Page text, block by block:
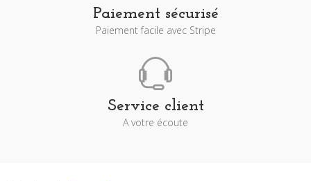
Paiement sécurisé
Paiement facile avec Stripe
Service client
A votre écoute